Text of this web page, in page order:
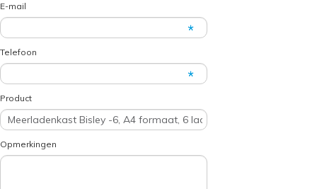
E-mail
Telefoon
Product
Opmerkingen